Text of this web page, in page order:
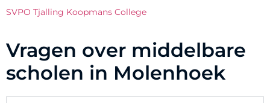
SVPO Tjalling Koopmans College
Vragen over middelbare
scholen in Molenhoek